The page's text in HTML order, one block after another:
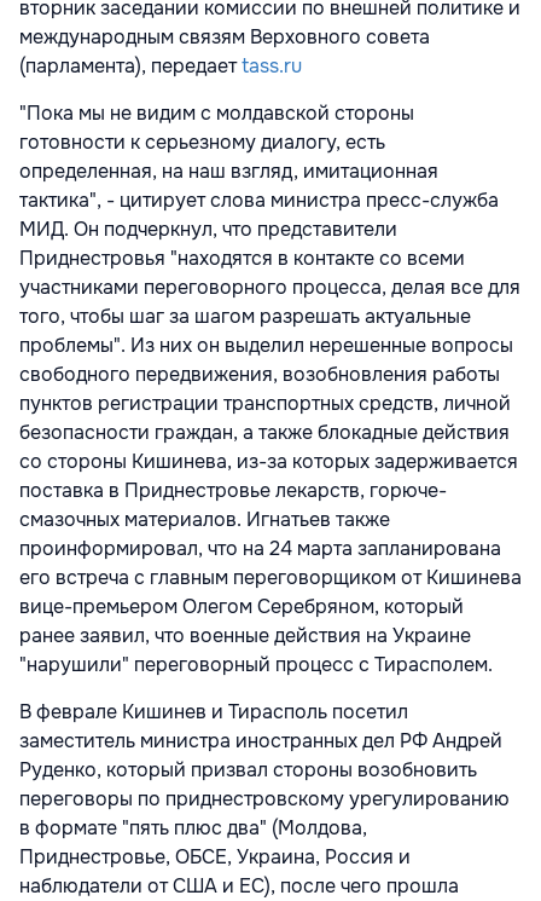
вторник заседании комиссии по внешней политике и
международным связям Верховного совета
(парламента), передаетtass.ru
"Пока мы не видим с молдавской стороны
готовности к серьезному диалогу, есть
определенная, на наш взгляд, имитационная
тактика", - цитирует слова министра пресс-служба
МИД. Он подчеркнул, что представители
Приднестровья "находятся в контакте со всеми
участниками переговорного процесса, делая все для
того, чтобы шаг за шагом разрешать актуальные
проблемы". Из них он выделил нерешенные вопросы
свободного передвижения, возобновления работы
пунктов регистрации транспортных средств, личной
безопасности граждан, а также блокадные действия
со стороны Кишинева, из-за которых задерживается
поставка в Приднестровье лекарств, горюче-
смазочных материалов. Игнатьев также
проинформировал, что на 24 марта запланирована
его встреча с главным переговорщиком от Кишинева
вице-премьером Олегом Серебряном, который
ранее заявил, что военные действия на Украине
"нарушили" переговорный процесс с Тирасполем.
В феврале Кишинев и Тирасполь посетил
заместитель министра иностранных дел РФ Андрей
Руденко, который призвал стороны возобновить
переговоры по приднестровскому урегулированию
в формате "пять плюс два" (Молдова,
Приднестровье, ОБСЕ, Украина, Россия и
наблюдатели от США и ЕС), после чего прошла